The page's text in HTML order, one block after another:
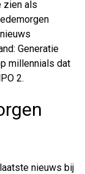
zien als
Generatie
millennials dat
2.
nieuws bij